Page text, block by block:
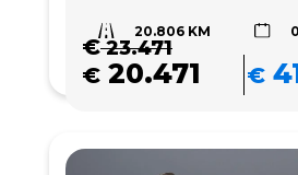
20.806 KM
€23.471
€ 20.471 €